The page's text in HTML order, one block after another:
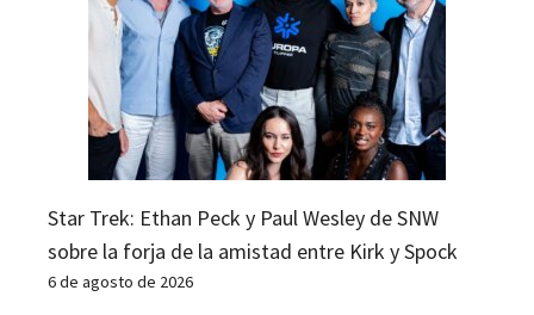
Star Trek: Ethan Peck y Paul Wesley de SNW
sobre la forja de la amistad entre Kirk y Spock
6 de agosto de 2026